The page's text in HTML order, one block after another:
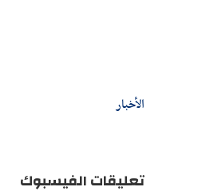
الأخبار
تعليقات الفيسبوك